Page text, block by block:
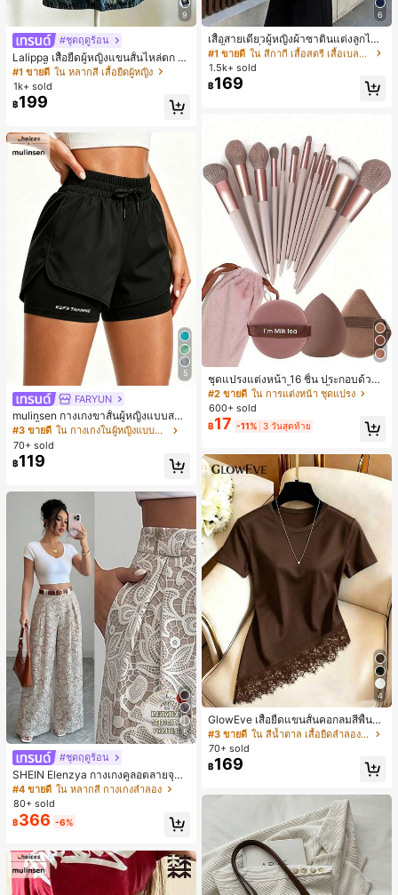
9
#ชุดฤดูร้อน
Lalippa เสื้อยืดผู้หญิงแขนสั้นไหล่ตก ค
อวีปกเสื้อ ลายพิมพ์ดิจิทัลลายทาง สไตล์
สปอร์ตแฟชั่นมินิมอล ของขวัญสำหรับเ
พื่อน
#1 ขายดี ใน หลากสี เสื้อยืดผู้หญิง
1k+ sold
฿199
5
FARYUN
mulinsen กางเกงขาสั้นผู้หญิงแบบสบา
ยๆ สีพื้น หลวม อเนกประสงค์ กางเกงขา
สั้นกีฬา 2-In-1 สำหรับวิ่ง ฟิตเนส และก
ารฝึกซ้อมกีฬาในฤดูร้อน
#3 ขายดี
ใน กางเกงในผู้หญิงแบบแอคทีฟ
70+ sold
฿119
5
#ชุดฤดูร้อน
SHEIN Elenzya กางเกงคูลอตลายจุดเ
อวสูงแบบใหม่สำหรับฤดูใบไม้ผลิ/ฤดูร้อ
น, สไตล์หรูหราเหมาะสำหรับใส่ในชีวิต
ประจำวันและทำงาน, ให้ความรู้สึกวินเ
ทจสำหรับฤดูรับปริญญา, เทศกาลดนตร
#4 ขายดี ใน หลากสี กางเกงลำลอง
80+ sold
฿366 -6%
6
เสื้อสายเดี่ยวผู้หญิงผ้าซาตินแต่งลูกไม้
- เสื้อสายเดี่ยวฤดูร้อนสีคากีมีรอยผ่าด้า
นข้างที่น่าดึงดูดแบบสบายๆ
#1 ขายดี
ใน สีกากี เสื้อสตรี เสื้อเบลาส์ & Tee
ลูกค้ากลับมาซื้อซ้ำ!
#1 ขายดี
ใน สีกากี เสื้อสตรี เสื้อเบลาส์ & Tee
ลูกค้ากลับมาซื้อซ้ำ!
#1 ขายดี
ใน สีกากี เสื้อสตรี เสื้อเบลาส์ & Tee
ลูกค้ากลับมาซื้อซ้ำ!
#1 ขายดี
ใน สีกากี เสื้อสตรี เสื้อเบลาส์ & Tee
1.5k+ sold
฿169
ชุดแปรงแต่งหน้า 16 ชิ้น ประกอบด้วยแ
ปรงแต่งหน้า 13 ชิ้น, ฟองน้ำแต่งหน้ารู
ปหยดน้ำ 1 ชิ้น, แปรงแป้งรองพื้นกลม 1
ชิ้น และฟองน้ำแต่งหน้ารูปสามเหลี่ยม
1 ชิ้น - ชุดคลาสสิก ทำจากขนสังเคราะ
หญิงและเด็กผู้หญิง เหมาะสำหรับฤดูใบ
ไม้ร่วงและฤดูหนาว
#2 ขายดี ใน การแต่งหน้า ชุดแปรง
600+ sold
฿17 -11% 3 วันสุดท้าย
4
GlowEve เสื้อยืดแขนสั้นคอกลมสีพื้นลำ
ลองอเนกประสงค์สำหรับผู้หญิง
#3 ขายดี
ใน สีน้ำตาล เสื้อยืดลำลองพื้นฐาน
70+ sold
฿169